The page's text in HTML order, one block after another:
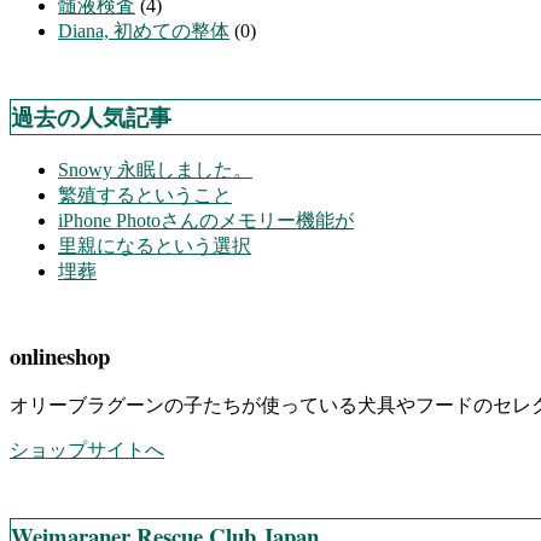
髄液検査 (4)
Diana, 初めての整体 (0)
過去の人気記事
Snowy 永眠しました。
繁殖するということ
iPhone Photoさんのメモリー機能が
里親になるという選択
埋葬
onlineshop
オリーブラグーンの子たちが使っている犬具やフードのセレ
ショップサイトへ